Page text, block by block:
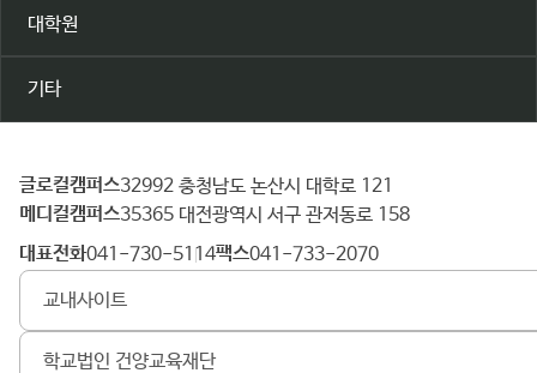
대학원
기타
건
양
대
학
글로컬캠퍼스 32992 충청남도 논산시 대학로 121
메디컬캠퍼스 35365 대전광역시 서구 관저동로 158
대표전화 041-730-5114 팩스 041-733-2070
교내사이트
학교법인 건양교육재단